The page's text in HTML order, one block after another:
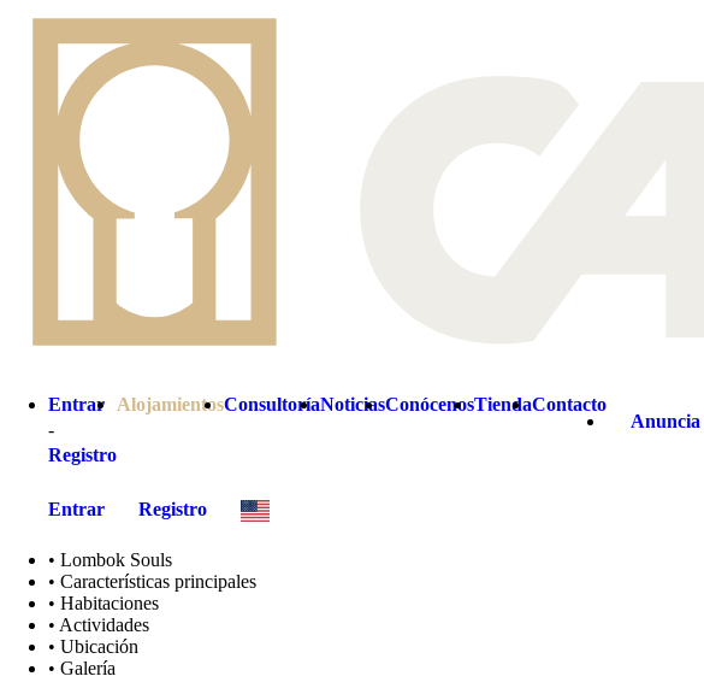
Entrar
-
Registro
AlojamientosConsultoríaNoticiasConócenosTiendaContacto
Entrar Registro
• Lombok Souls
• Características principales
• Habitaciones
• Actividades
• Ubicación
• Galería